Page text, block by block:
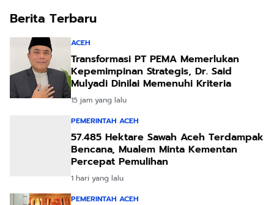
Berita Terbaru
ACEH
Transformasi PT PEMA Memerlukan
Kepemimpinan Strategis, Dr. Said
Mulyadi Dinilai Memenuhi Kriteria
15 jam yang lalu
PEMERINTAH ACEH
57.485 Hektare Sawah Aceh Terdampak
Bencana, Mualem Minta Kementan
Percepat Pemulihan
1 hari yang lalu
PEMERINTAH ACEH